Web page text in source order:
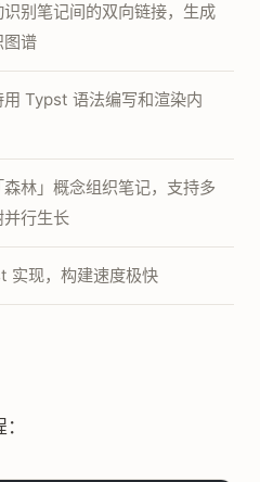
识别笔记间的双向链接，生成
图谱
用 Typst 语法编写和渲染内
森林」概念组织笔记，支持多
并行生长
实现，构建速度极快